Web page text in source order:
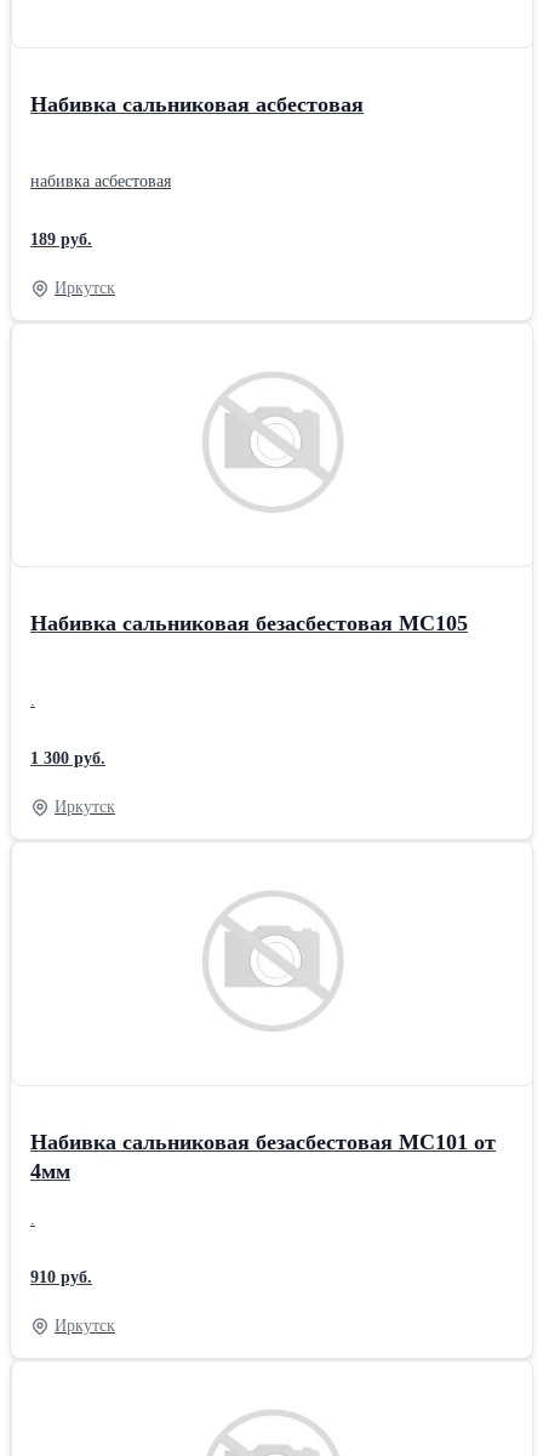
Набивка сальниковая асбестовая
набивка асбестовая
189 руб.
Иркутск
Набивка сальниковая безасбестовая МС105
.
1 300 руб.
Иркутск
Набивка сальниковая безасбестовая МС101 от
4мм
.
910 руб.
Иркутск